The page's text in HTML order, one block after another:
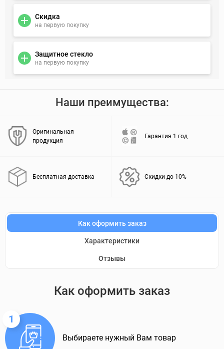
Скидка
на первую покупку
Защитное стекло
на первую покупку
Наши преимущества:
Оригинальная
продукция
Гарантия 1 год
Бесплатная доставка Скидки до 10%
Как оформить заказ
Характеристики
Отзывы
Как оформить заказ
1
Выбираете нужный Вам товар